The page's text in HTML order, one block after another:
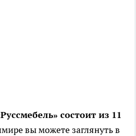
состоит из 11
вы можете заглянуть в